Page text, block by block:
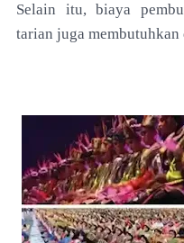
Selain itu, biaya
tarian juga membutuhkan